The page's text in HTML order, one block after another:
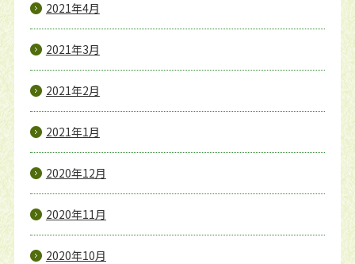
2021年4月
2021年3月
2021年2月
2021年1月
2020年12月
2020年11月
2020年10月